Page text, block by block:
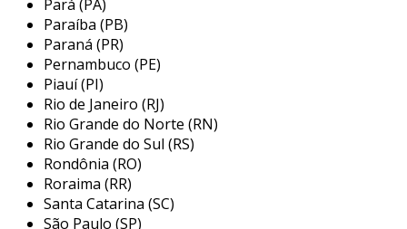
operacional e na redução de custos. entre as
principais aplicações, podemos destacar:
monitoramento de condições
ambientais:sensores de temperatura e
umidade auxiliam na manutenção de
condições ideais para processos
produtivos, evitando desperdícios e
garantindo a qualidade do produto final.
controle de processos:
Pará (PA)
Paraíba (PB)
Paraná (PR)
Pernambuco (PE)
Piauí (PI)
Rio de Janeiro (RJ)
Rio Grande do Norte (RN)
Rio Grande do Sul (RS)
Rondônia (RO)
Roraima (RR)
Santa Catarina (SC)
São Paulo (SP)